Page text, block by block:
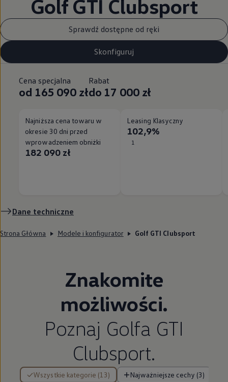
Golf GTI Clubsport
Sprawdź dostępne od ręki
Skonfiguruj
Cena specjalna
od 165 090 zł
Rabat
do 17 000 zł
Najniższa cena towaru w
okresie 30 dni przed
wprowadzeniem obniżki
182 090 zł
Leasing Klasyczny
102,9%
1
Dane techniczne
Strona Główna Modele i konfigurator Golf GTI Clubsport
Znakomite
możliwości.
Poznaj Golfa GTI
Clubsport.
Wszystkie kategorie (13) Najważniejsze cechy (3)
13 z 13 elementów